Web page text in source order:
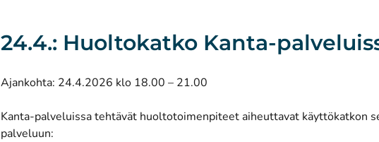
24.4.: Huoltokatko Kanta-
Ajankohta: 24.4.2026 klo 18.00 – 21.00
Kanta-palveluissa tehtävät huoltotoimenpiteet aiheuttavat käyttökatkon
palveluun: